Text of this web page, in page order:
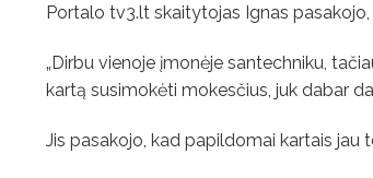
Portalo tv3.lt skaitytojas Ignas
„Dirbu vienoje įmonėje santechniku,
kartą susimokėti mokesčius, juk dabar
Jis pasakojo, kad papildomai kartais jau